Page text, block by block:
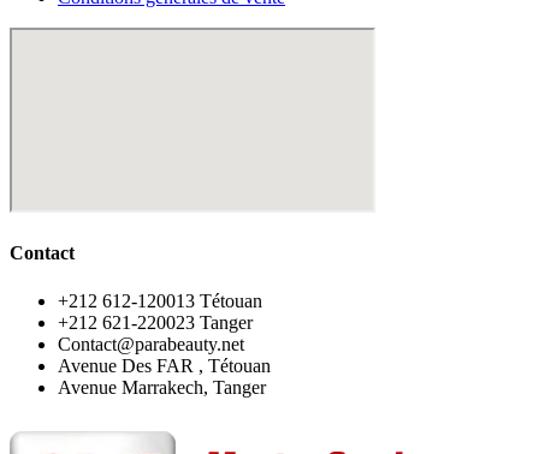
Contact
‪+212 612-120013 Tétouan
‪+212 621-220023 Tanger
Contact@parabeauty.net
Avenue Des FAR , Tétouan
Avenue Marrakech, Tanger